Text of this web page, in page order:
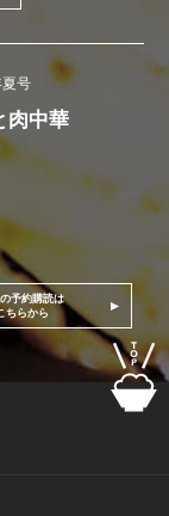
号
肉中華
予約購読は
ちらから